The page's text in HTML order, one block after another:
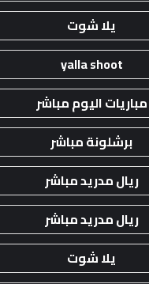
يلا شوت
yalla shoot
مباريات اليوم مباشر
برشلونة مباشر
ريال مدريد مباشر
ريال مدريد مباشر
يلا شوت